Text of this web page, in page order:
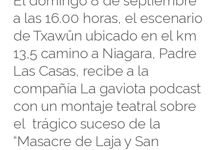
a las 16.00 horas, el escenario
de Txawün ubicado en el km
13,5 camino a Niagara, Padre
Las Casas, recibe a la
compañía La gaviota podcast
con un montaje teatral sobre
el trágico suceso de la
“Masacre de Laja y San